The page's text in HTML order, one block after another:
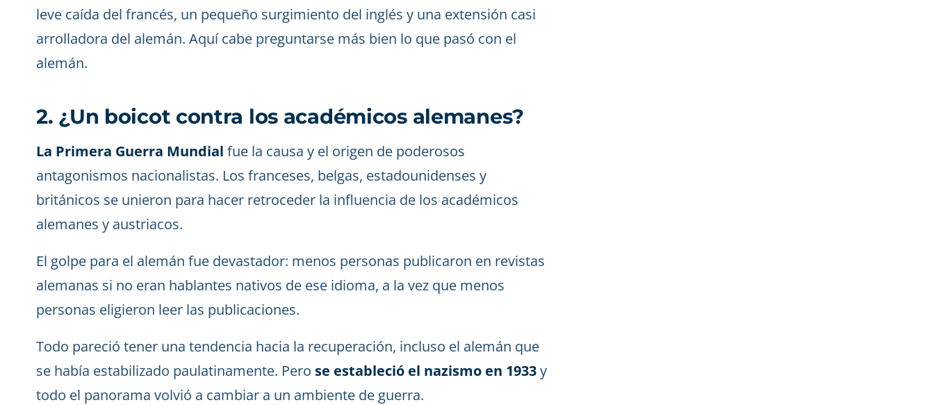
leve caída del francés, un pequeño surgimiento del inglés y una extensión casi
arrolladora del alemán. Aquí cabe preguntarse más bien lo que pasó con el
alemán.
2. ¿Un boicot contra los académicos alemanes?
La Primera Guerra Mundial fue la causa y el origen de poderosos
antagonismos nacionalistas. Los franceses, belgas, estadounidenses y
británicos se unieron para hacer retroceder la influencia de los académicos
alemanes y austriacos.
El golpe para el alemán fue devastador: menos personas publicaron en revistas
alemanas si no eran hablantes nativos de ese idioma, a la vez que menos
personas eligieron leer las publicaciones.
Todo pareció tener una tendencia hacia la recuperación, incluso el alemán que
se había estabilizado paulatinamente. Pero se estableció el nazismo en 1933y
todo el panorama volvió a cambiar a un ambiente de guerra.